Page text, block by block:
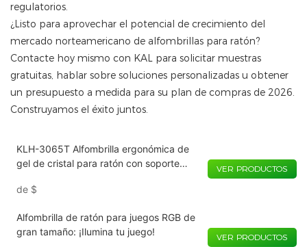
regulatorios.
¿Listo para aprovechar el potencial de crecimiento del
mercado norteamericano de alfombrillas para ratón?
Contacte hoy mismo con KAL para solicitar muestras
gratuitas, hablar sobre soluciones personalizadas u obtener
un presupuesto a medida para su plan de compras de 2026.
Construyamos el éxito juntos.
KLH-3065T Alfombrilla ergonómica de
gel de cristal para ratón con soporte
para trabajar y jugar | 240 × 210 × 27
de $
VER PRODUCTOS
Alfombrilla de ratón para juegos RGB de
gran tamaño: ¡Ilumina tu juego!
VER PRODUCTOS